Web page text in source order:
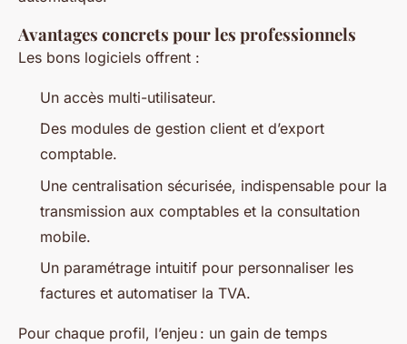
Avantages concrets pour les professionnels
Les bons logiciels offrent :
Un accès multi-utilisateur.
Des modules de gestion client et d’export
comptable.
Une centralisation sécurisée, indispensable pour la
transmission aux comptables et la consultation
mobile.
Un paramétrage intuitif pour personnaliser les
factures et automatiser la TVA.
Pour chaque profil, l’enjeu : un gain de temps